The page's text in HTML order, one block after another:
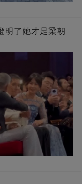
明了她才是梁朝